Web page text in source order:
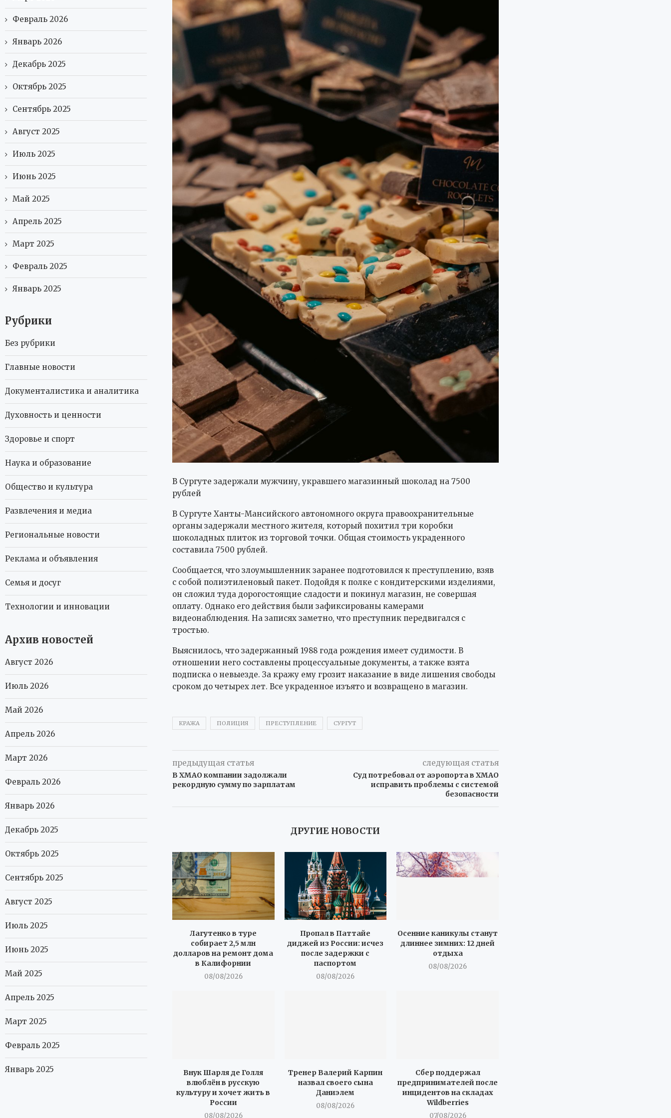
В Сургуте задержали мужчину, укравшего магазинный шоколад на 7500
рублей
В Сургуте Ханты-Мансийского автономного округа правоохранительные
органы задержали местного жителя, который похитил три коробки
шоколадных плиток из торговой точки. Общая стоимость украденного
составила 7500 рублей.
Сообщается, что злоумышленник заранее подготовился к преступлению, взяв
с собой полиэтиленовый пакет. Подойдя к полке с кондитерскими изделиями,
он сложил туда дорогостоящие сладости и покинул магазин, не совершая
оплату. Однако его действия были зафиксированы камерами
видеонаблюдения. На записях заметно, что преступник передвигался с
тростью.
Выяснилось, что задержанный 1988 года рождения имеет судимости. В
отношении него составлены процессуальные документы, а также взята
подписка о невыезде. За кражу ему грозит наказание в виде лишения свободы
сроком до четырех лет. Все украденное изъято и возвращено в магазин.
КРАЖА ПОЛИЦИЯ ПРЕСТУПЛЕНИЕ СУРГУТ
предыдущая статья
В ХМАО компании задолжали
рекордную сумму по зарплатам
следующая статья
Суд потребовал от аэропорта в ХМАО
исправить проблемы с системой
безопасности
ДРУГИЕ НОВОСТИ
Лагутенко в туре
собирает 2,5 млн
долларов на ремонт дома
в Калифорнии
08/08/2026
Пропал в Паттайе
диджей из России: исчез
после задержки с
паспортом
08/08/2026
Осенние каникулы станут
длиннее зимних: 12 дней
отдыха
08/08/2026
Внук Шарля де Голля
влюблён в русскую
культуру и хочет жить в
России
08/08/2026
Тренер Валерий Карпин
назвал своего сына
Даниэлем
08/08/2026
Сбер поддержал
предпринимателей после
инцидентов на складах
Wildberries
07/08/2026
Февраль 2026
Январь 2026
Декабрь 2025
Октябрь 2025
Сентябрь 2025
Август 2025
Июль 2025
Июнь 2025
Май 2025
Апрель 2025
Март 2025
Февраль 2025
Январь 2025
Рубрики
Без рубрики
Главные новости
Документалистика и аналитика
Духовность и ценности
Здоровье и спорт
Наука и образование
Общество и культура
Развлечения и медиа
Региональные новости
Реклама и объявления
Семья и досуг
Технологии и инновации
Архив новостей
Август 2026
Июль 2026
Май 2026
Апрель 2026
Март 2026
Февраль 2026
Январь 2026
Декабрь 2025
Октябрь 2025
Сентябрь 2025
Август 2025
Июль 2025
Июнь 2025
Май 2025
Апрель 2025
Март 2025
Февраль 2025
Январь 2025